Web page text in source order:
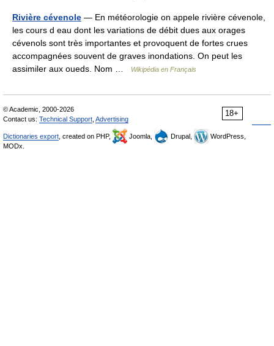
Rivière cévenole — En météorologie on appele rivière cévenole,
les cours d eau dont les variations de débit dues aux orages
cévenols sont très importantes et provoquent de fortes crues
accompagnées souvent de graves inondations. On peut les
assimiler aux oueds. Nom …
Wikipédia en Français
18+
© Academic, 2000-2026
Contact us: Technical Support Advertising
Dictionaries export , created on PHP, Joomla, Drupal,
WordPress,
MODx.